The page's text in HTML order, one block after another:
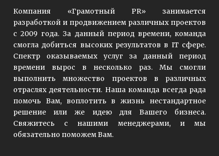
Компания «Грамотный PR» занимается
разработкой и продвижением различных проектов
с 2009 года. За данный период времени, команда
смогла добиться высоких результатов в IT сфере.
Спектр оказываемых услуг за данный период
времени вырос в несколько раз. Мы смогли
выполнить множество проектов в различных
отраслях деятельности. Наша команда всегда рада
помочь Вам, воплотить в жизнь нестандартное
решение или же идею для Вашего бизнеса.
Свяжитесь с нашими менеджерами, и мы
обязательно поможем Вам.